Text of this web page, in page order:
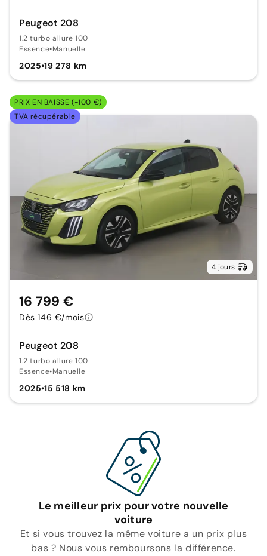
Peugeot 208
1.2 turbo allure 100
Essence•Manuelle
2025•19 278 km
PRIX EN BAISSE (-100 €)
TVA récupérable
4 jours
Peugeot 208
1.2 turbo allure 100
Essence•Manuelle
2025•15 518 km
16 799 €
Dès 146 €/mois
Le meilleur prix pour votre nouvelle
voiture
Et si vous trouvez la même voiture a un prix plus
bas ? Nous vous remboursons la différence.